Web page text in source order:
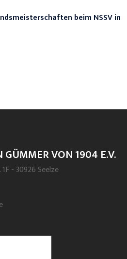
beim NSSV in
GÜMMER VON 1904 E.V.
- 30926 Seelze